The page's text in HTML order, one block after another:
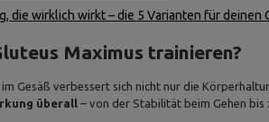
die wirklich wirkt – die 5 Varianten für deinen
Maximus trainieren?
Gesäß verbessert sich nicht nur die
überall – von der Stabilität beim Gehen bis